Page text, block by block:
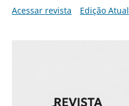
Acessar revista
Edição Atual